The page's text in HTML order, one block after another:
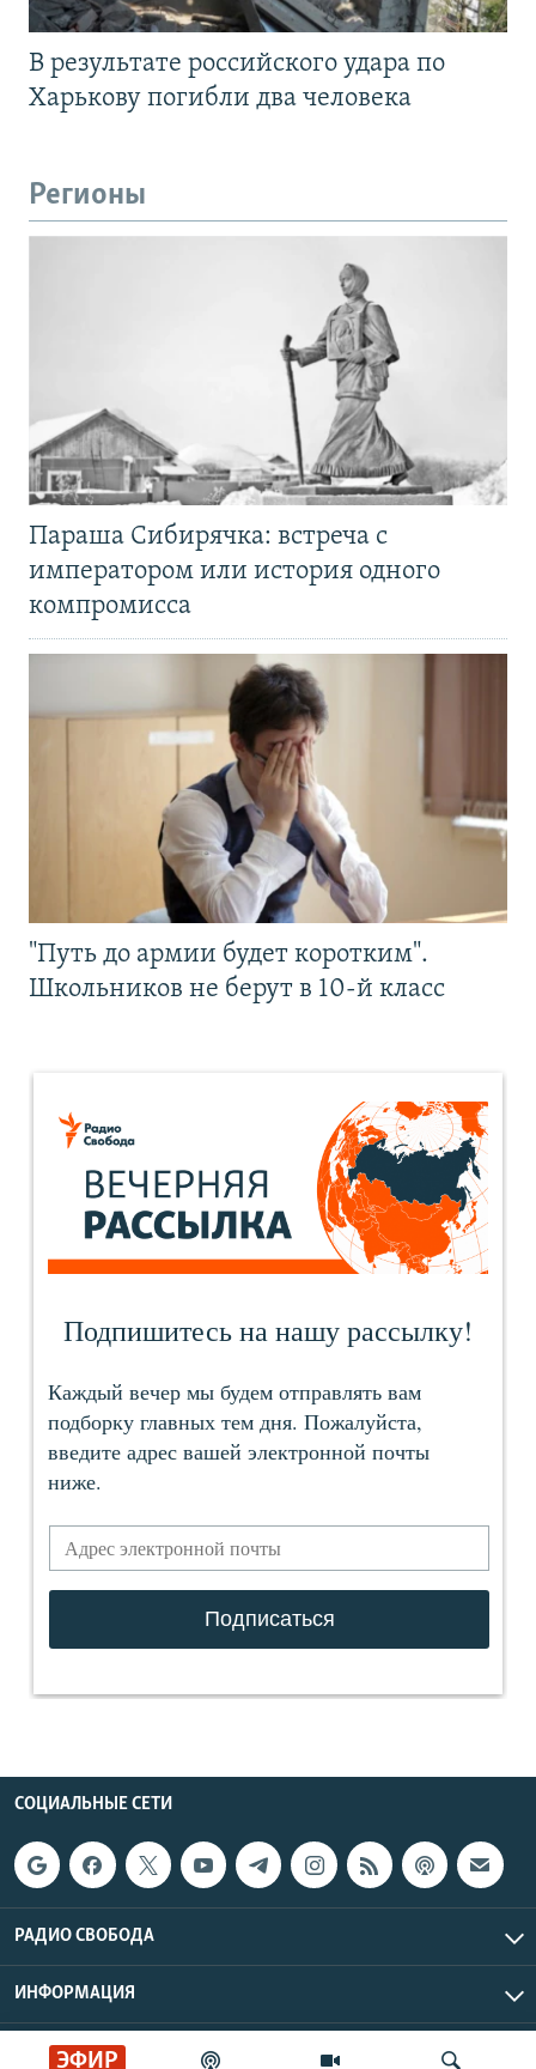
ЭФИР
В результате российского удара по
Харькову погибли два человека
Регионы
Параша Сибирячка: встреча с
императором или история одного
компромисса
"Путь до армии будет коротким".
Школьников не берут в 10-й класс
СОЦИАЛЬНЫЕ СЕТИ
РАДИО СВОБОДА
ИНФОРМАЦИЯ
Радио Свобода © 2026 RFE/RL, Inc. | Все права защищены.